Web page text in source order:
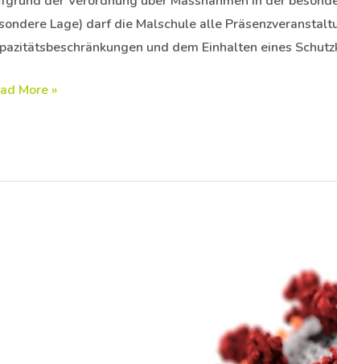
Lage) darf die Malschule alle
und dem Einhalten eines
More »